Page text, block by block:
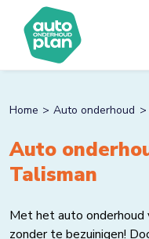
Home Auto onderhoud
Auto
Talisman
Met het auto onderhoud
zonder te bezuinigen!